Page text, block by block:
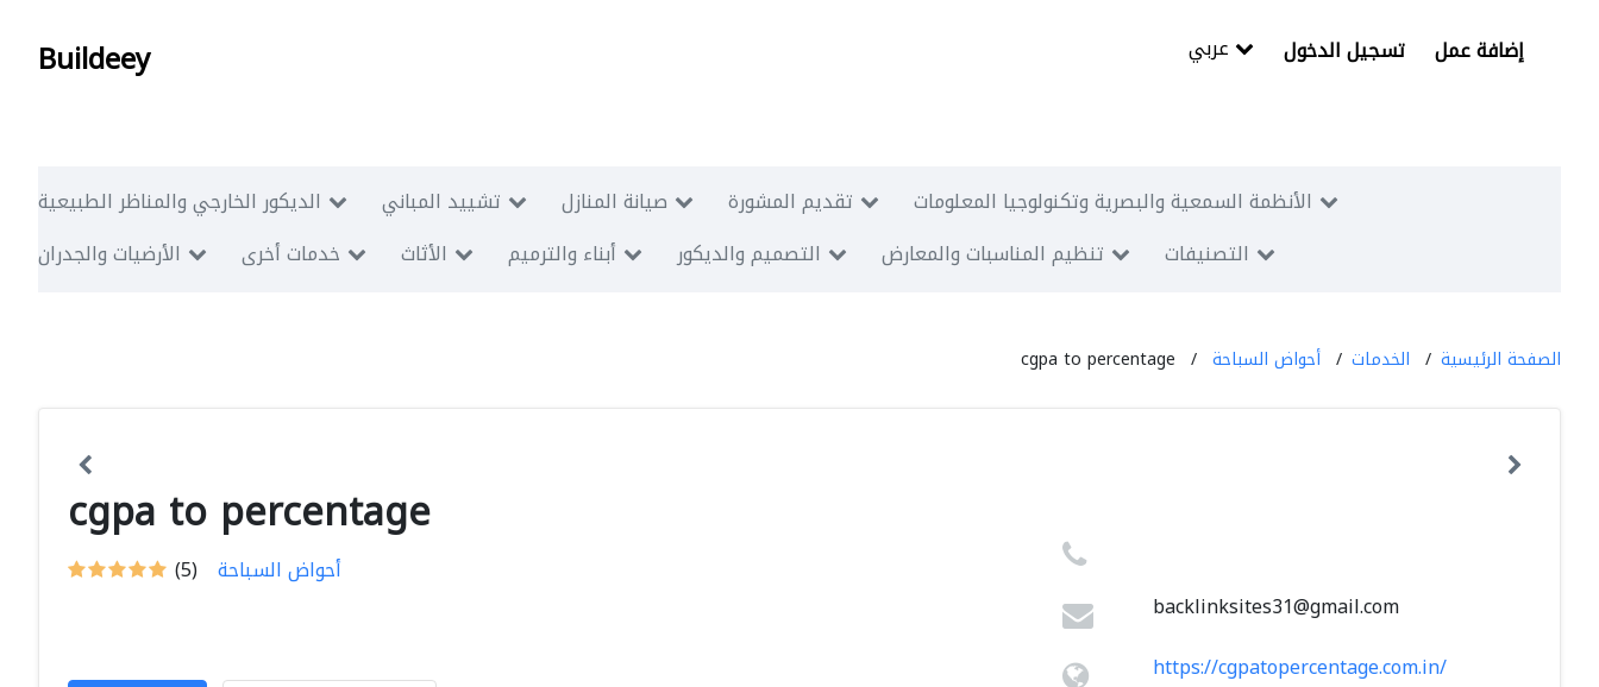
Buildeey تسجيل الدخول إضافة عمل
الديكور الخارجي والمناظر الطبيعية تشييد المباني صيانة المنازل تقديم المشورة
الأنظمة السمعية والبصرية وتكنولوجيا المعلومات
الأرضيات والجدران
خدمات أخرى الأثاث أبناء والترميم التصميم والديكور تنظيم المناسبات والمعارض التصنيفات
الصفحة الرئيسية الخدمات أحواض السباحة cgpa to percentage
cgpa to percentage
(5) أحواض السباحة
backlinksites31@gmail.com
https://cgpatopercentage.com.in/